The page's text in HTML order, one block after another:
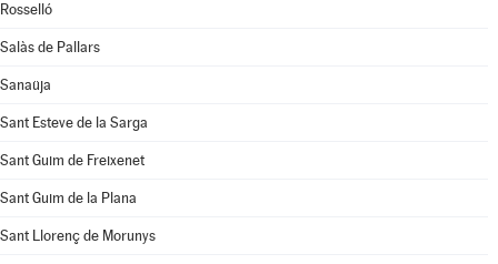
Rosselló
Salàs de Pallars
Sanaüja
Sant Esteve de la Sarga
Sant Guim de Freixenet
Sant Guim de la Plana
Sant Llorenç de Morunys